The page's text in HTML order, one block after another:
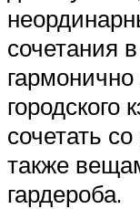
сочетания
городского
сочетать
также
гардероба.